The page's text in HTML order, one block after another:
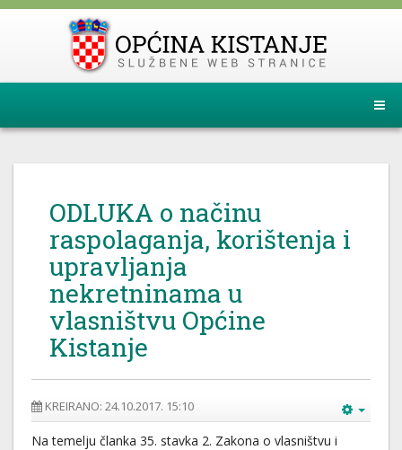
ODLUKA o načinu
raspolaganja, korištenja i
upravljanja
nekretninama u
vlasništvu Općine
Kistanje
KREIRANO: 24.10.2017. 15:10
Na temelju članka 35. stavka 2. Zakona o vlasništvu i